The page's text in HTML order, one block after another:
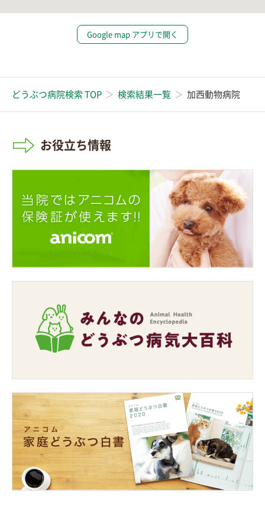
Google map アプリで開く
どうぶつ病院検索 TOP 検索結果一覧 加西動物病院
お役立ち情報